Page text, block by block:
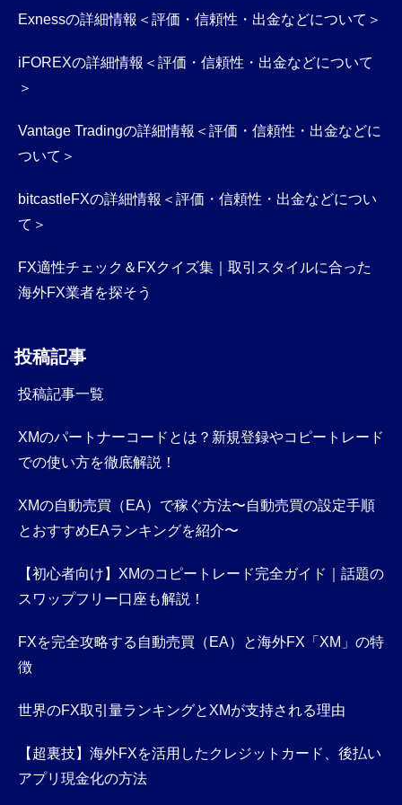
Exnessの詳細情報＜評価・信頼性・出金などについて＞
iFOREXの詳細情報＜評価・信頼性・出金などについて
＞
Vantage Tradingの詳細情報＜評価・信頼性・出金などに
ついて＞
bitcastleFXの詳細情報＜評価・信頼性・出金などについ
て＞
FX適性チェック＆FXクイズ集｜取引スタイルに合った
海外FX業者を探そう
投稿記事
投稿記事一覧
XMのパートナーコードとは？新規登録やコピートレード
での使い方を徹底解説！
XMの自動売買（EA）で稼ぐ方法〜自動売買の設定手順
とおすすめEAランキングを紹介〜
【初心者向け】XMのコピートレード完全ガイド｜話題の
スワップフリー口座も解説！
FXを完全攻略する自動売買（EA）と海外FX「XM」の特
徴
世界のFX取引量ランキングとXMが支持される理由
【超裏技】海外FXを活用したクレジットカード、後払い
アプリ現金化の方法